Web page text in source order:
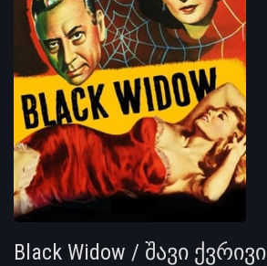
Black Widow / შავი ქვრივი